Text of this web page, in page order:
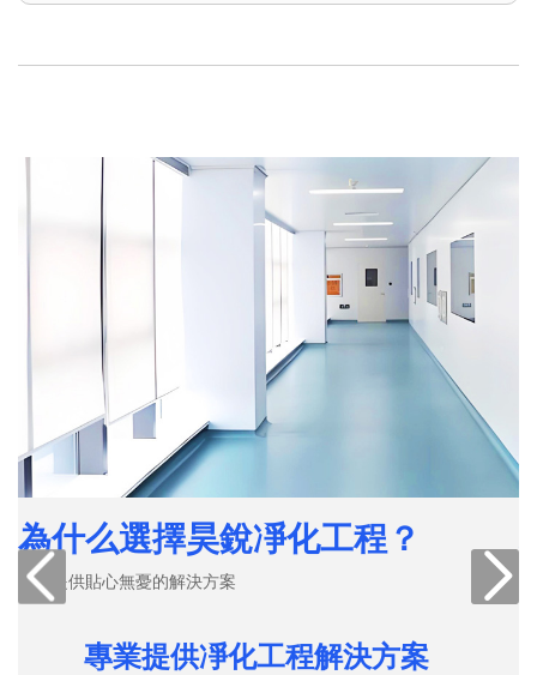
為什么選擇昊銳凈化工程？
為您提供貼心無憂的解決方案
專業提供凈化工程解決方案
為什么選擇昊銳凈化工程？
為您提供貼心無憂的解決方案
標準化流程施工，保障工程質量